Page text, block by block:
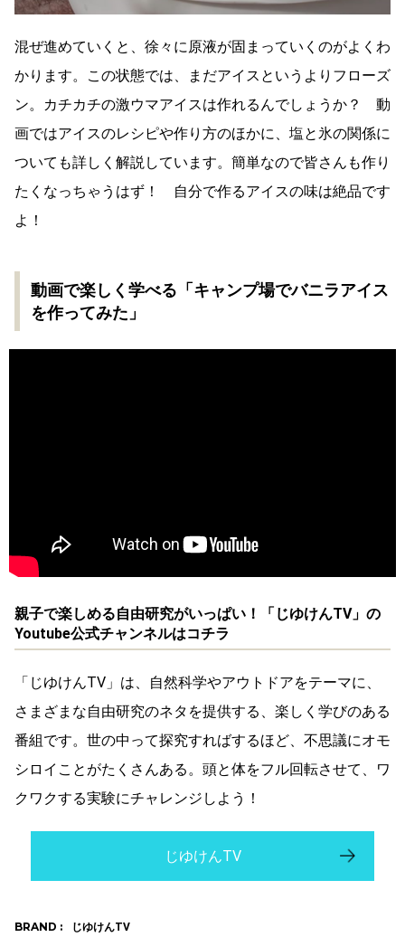
混ぜ進めていくと、徐々に原液が固まっていくのがよくわ
かります。この状態では、まだアイスというよりフローズ
ン。カチカチの激ウマアイスは作れるんでしょうか？ 動
画ではアイスのレシピや作り方のほかに、塩と氷の関係に
ついても詳しく解説しています。簡単なので皆さんも作り
たくなっちゃうはず！ 自分で作るアイスの味は絶品です
よ！
動画で楽しく学べる「キャンプ場でバニラアイス
を作ってみた」
親子で楽しめる自由研究がいっぱい！「じゆけんTV」の
Youtube公式チャンネルはコチラ
「じゆけんTV」は、自然科学やアウトドアをテーマに、
さまざまな自由研究のネタを提供する、楽しく学びのある
番組です。世の中って探究すればするほど、不思議にオモ
シロイことがたくさんある。頭と体をフル回転させて、ワ
クワクする実験にチャレンジしよう！
じゆけんTV
BRAND : じゆけんTV